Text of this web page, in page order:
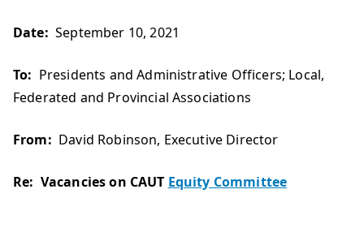
Date:September 10, 2021
To: Presidents and Administrative Officers; Local,
Federated and Provincial Associations
From: David Robinson, Executive Director
Re: Vacancies on CAUT Equity Committee